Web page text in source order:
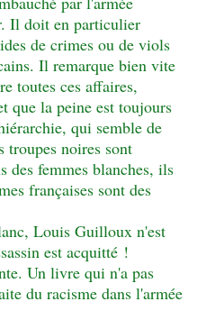
Il doit en particulier
de crimes ou de viols
Il remarque bien vite
toutes ces affaires,
que la peine est toujours
qui semble de
troupes noires sont
des femmes blanches, ils
françaises sont des
Louis Guilloux n'est
est acquitté !
Un livre qui n'a pas
du racisme dans l'armée